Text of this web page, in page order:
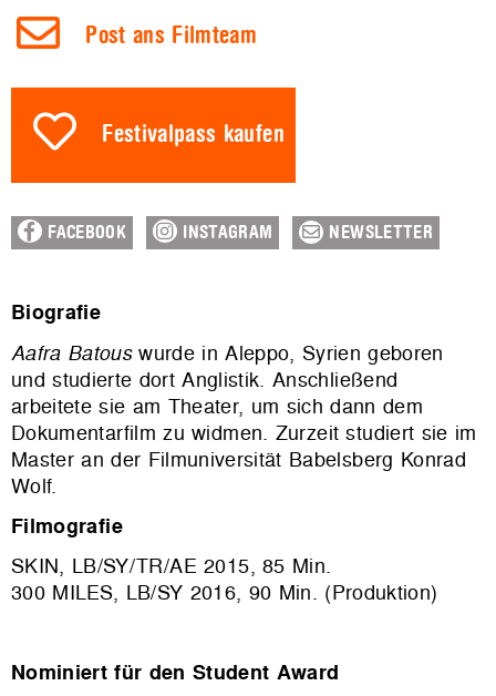
Post ans Filmteam
Festivalpass kaufen
FACEBOOK INSTAGRAM NEWSLETTER
Biografie
Aafra Batouswurde in Aleppo, Syrien geboren
und studierte dort Anglistik. Anschließend
arbeitete sie am Theater, um sich dann dem
Dokumentarfilm zu widmen. Zurzeit studiert sie im
Master an der Filmuniversität Babelsberg Konrad
Wolf.
Filmografie
SKIN, LB/SY/TR/AE 2015, 85 Min.
300 MILES, LB/SY 2016, 90 Min. (Produktion)
Nominiert für den Student Award